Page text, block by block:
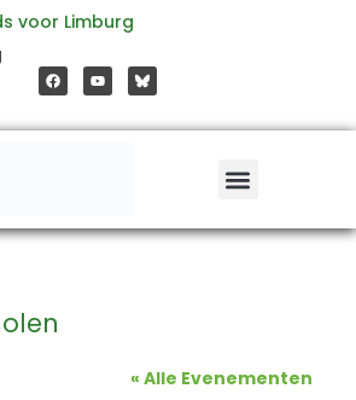
voor Limburg
a
c
e
o
o
o
u
t
b
e
« Alle Evenementen